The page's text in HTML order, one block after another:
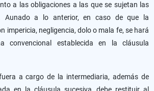
a las obligaciones a las que se sujetan las
Aunado a lo anterior, en caso de que la
impericia, negligencia, dolo o mala fe, se hará
convencional establecida en la cláusula
a cargo de la intermediaria, además de